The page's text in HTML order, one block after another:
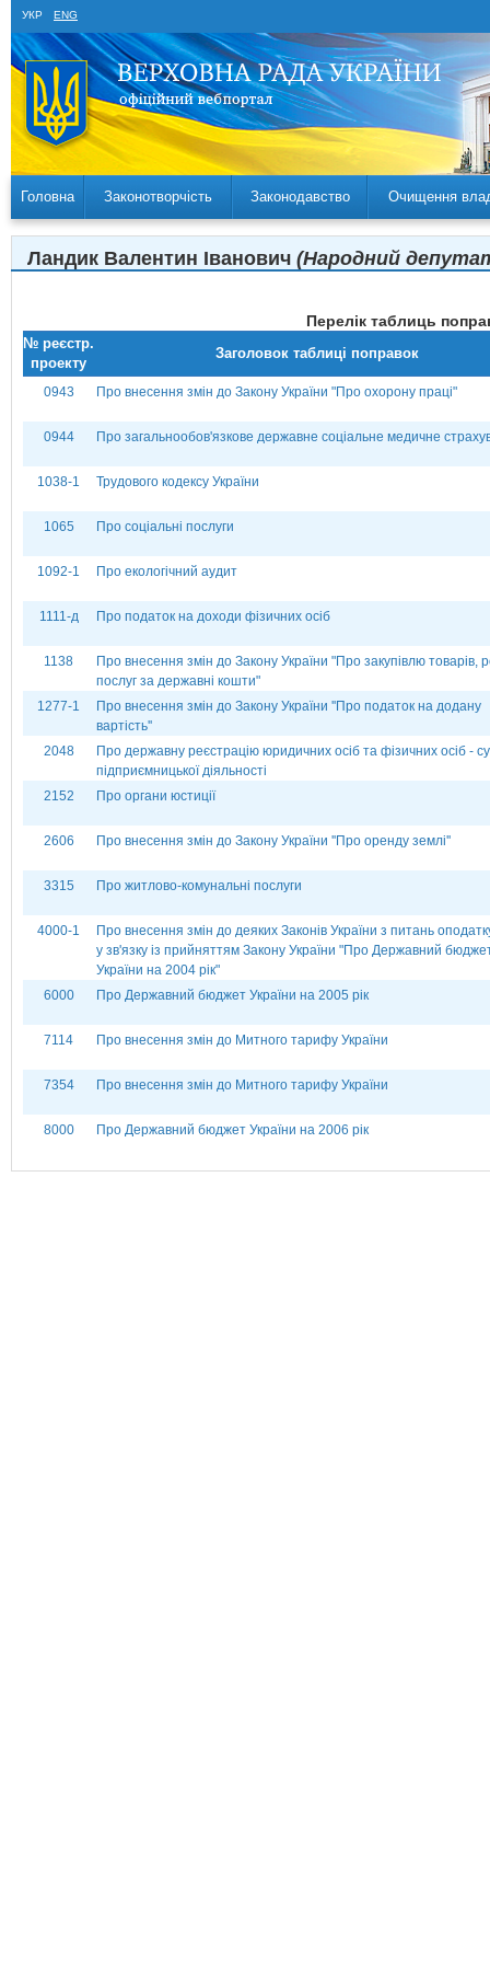
УКР ENG
Головна Законотворчість Законодавство Очищення
Ландик Валентин Іванович (Народний
Перелік таблиць
№ реєстр.
проекту
Заголовок таблиці поправок
0943 Про внесення змін до Закону України "Про охорону праці"
0944 Про загальнообов'язкове державне соціальне медичне
1038-1 Трудового кодексу України
1065 Про соціальні послуги
1092-1 Про екологічний аудит
1111-д Про податок на доходи фізичних осіб
1138
Про внесення змін до Закону України "Про закупівлю товарів,
послуг за державні кошти"
1277-1
Про внесення змін до Закону України ''Про податок на додану
вартість''
2048
Про державну реєстрацію юридичних осіб та фізичних осіб -
підприємницької діяльності
2152
Про органи юстиції
2606 Про внесення змін до Закону України ''Про оренду землі''
3315 Про житлово-комунальні послуги
4000-1
Про внесення змін до деяких Законів України з питань
у зв'язку із прийняттям Закону України "Про Державний
України на 2004 рік"
6000
Про Державний бюджет України на 2005 рік
7114 Про внесення змін до Митного тарифу України
7354 Про внесення змін до Митного тарифу України
8000 Про Державний бюджет України на 2006 рік